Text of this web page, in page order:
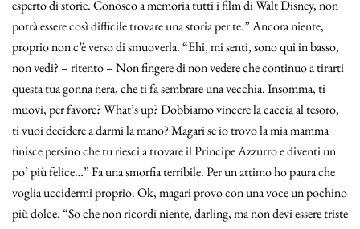
esperto di storie. Conosco a memoria tutti i film di Walt Disney, non
potrà essere così difficile trovare una storia per te.” Ancora niente,
proprio non c’è verso di smuoverla. “Ehi, mi senti, sono qui in basso,
non vedi? – ritento – Non fingere di non vedere che continuo a tirarti
questa tua gonna nera, che ti fa sembrare una vecchia. Insomma, ti
muovi, per favore? What’s up? Dobbiamo vincere la caccia al tesoro,
ti vuoi decidere a darmi la mano? Magari se io trovo la mia mamma
finisce persino che tu riesci a trovare il Principe Azzurro e diventi un
po’ più felice…” Fa una smorfia terribile. Per un attimo ho paura che
voglia uccidermi proprio. Ok, magari provo con una voce un pochino
più dolce. “So che non ricordi niente, darling, ma non devi essere triste